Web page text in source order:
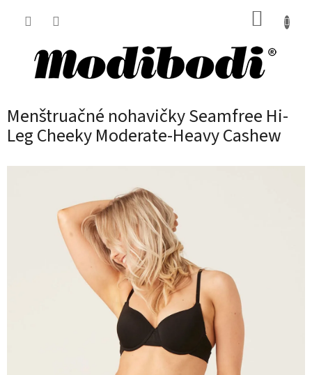
Menštruačné nohavičky Seamfree Hi-
Leg Cheeky Moderate-Heavy Cashew